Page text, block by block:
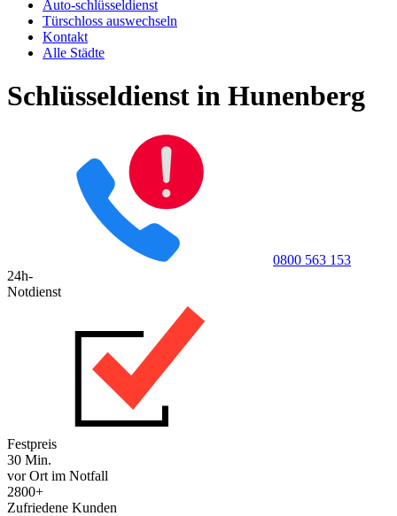
Auto-schlüsseldienst
Türschloss auswechseln
Kontakt
Alle Städte
Schlüsseldienst in Hunenberg
0800 563 153
24h-
Notdienst
Festpreis
30 Min.
vor Ort im Notfall
2800+
Zufriedene Kunden